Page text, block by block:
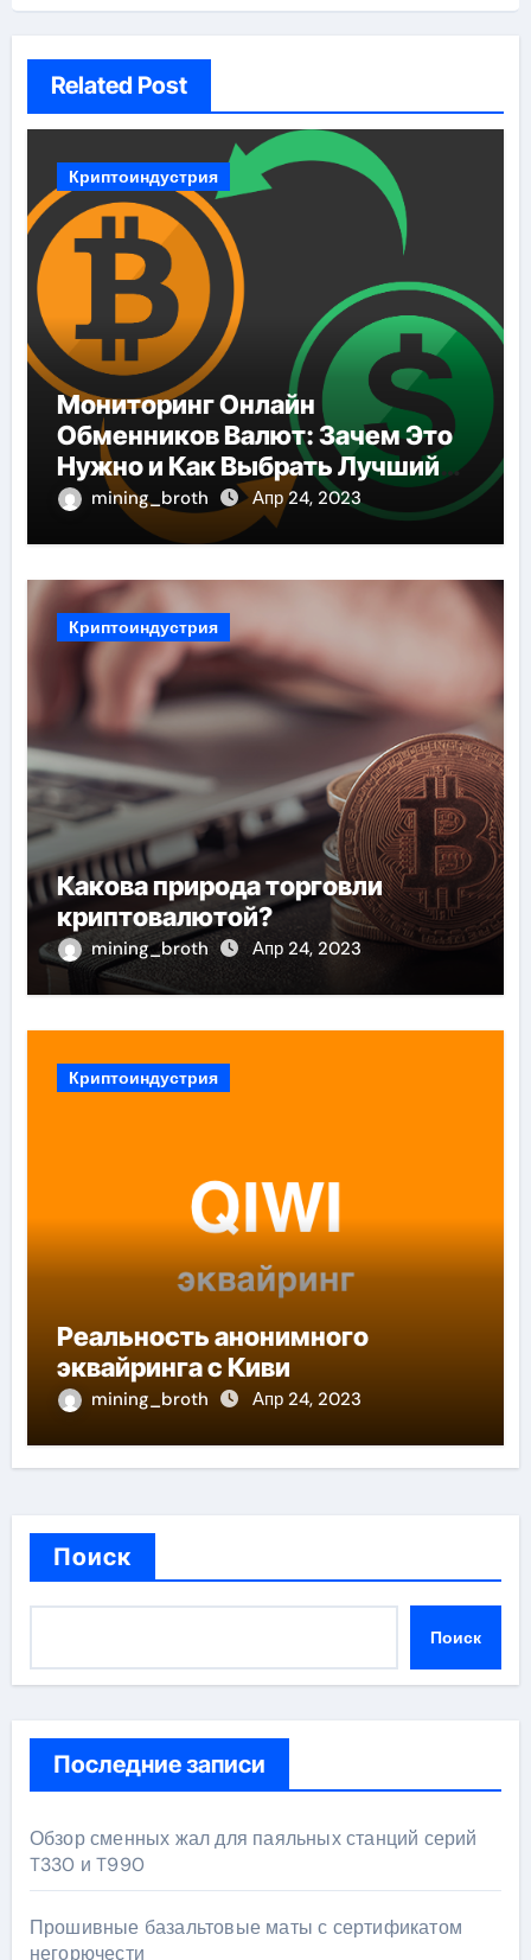
Related Post
Криптоиндустрия
Мониторинг Онлайн
Обменников Валют: Зачем Это
Нужно и Как Выбрать Лучший
Сервис
mining_broth Апр 24, 2023
Криптоиндустрия
Какова природа торговли
криптовалютой?
mining_broth Апр 24, 2023
Криптоиндустрия
Реальность анонимного
эквайринга с Киви
mining_broth Апр 24, 2023
Поиск
Поиск
Последние записи
Обзор сменных жал для паяльных станций серий
T330 и T990
Прошивные базальтовые маты с сертификатом
негорючести